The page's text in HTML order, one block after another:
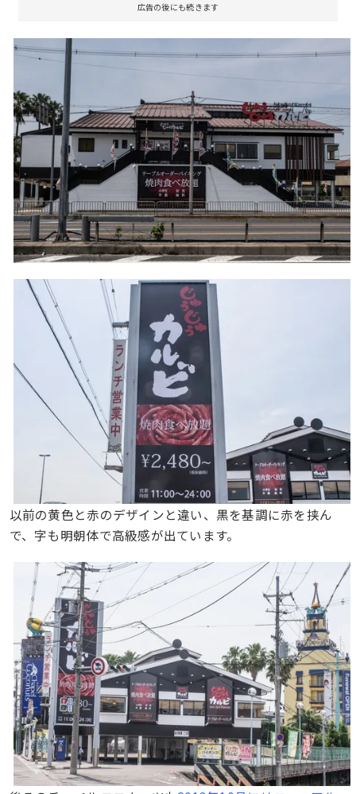
広告の後にも続きます
以前の黄色と赤のデザインと違い、黒を基調に赤を挟ん
で、字も明朝体で高級感が出ています。